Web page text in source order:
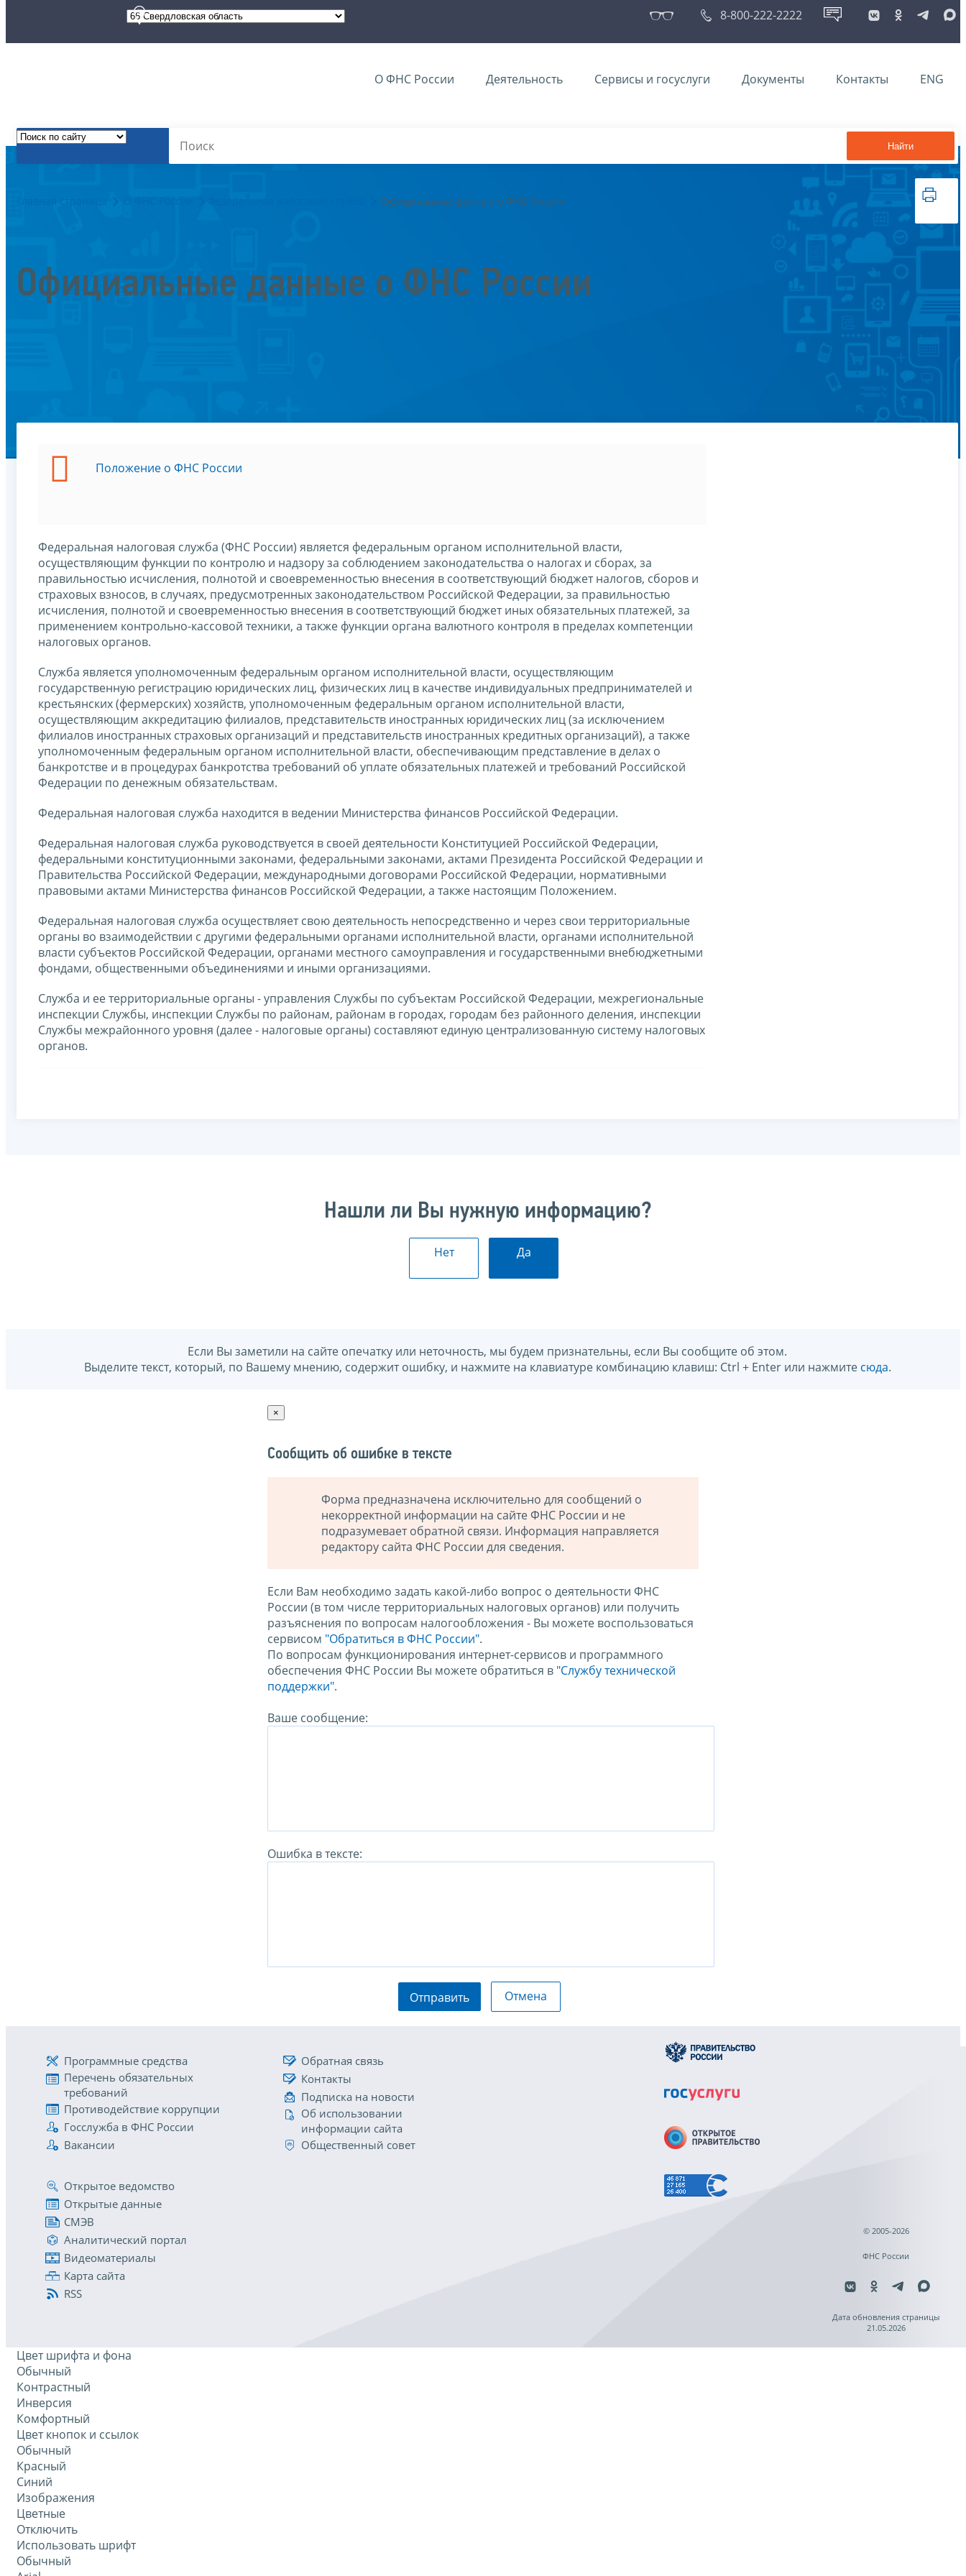
8-800-222-2222
О ФНС России Деятельность Сервисы и госуслуги Документы Контакты ENG
Найти
Главная страница Официальные данные о ФНС России
Официальные данные о ФНС России
Положение о ФНС России
Федеральная налоговая служба (ФНС России) является федеральным органом исполнительной власти,
осуществляющим функции по контролю и надзору за соблюдением законодательства о налогах и сборах, за
правильностью исчисления, полнотой и своевременностью внесения в соответствующий бюджет налогов, сборов и
страховых взносов, в случаях, предусмотренных законодательством Российской Федерации, за правильностью
исчисления, полнотой и своевременностью внесения в соответствующий бюджет иных обязательных платежей, за
применением контрольно-кассовой техники, а также функции органа валютного контроля в пределах компетенции
налоговых органов.
Служба является уполномоченным федеральным органом исполнительной власти, осуществляющим
государственную регистрацию юридических лиц, физических лиц в качестве индивидуальных предпринимателей и
крестьянских (фермерских) хозяйств, уполномоченным федеральным органом исполнительной власти,
осуществляющим аккредитацию филиалов, представительств иностранных юридических лиц (за исключением
филиалов иностранных страховых организаций и представительств иностранных кредитных организаций), а также
уполномоченным федеральным органом исполнительной власти, обеспечивающим представление в делах о
банкротстве и в процедурах банкротства требований об уплате обязательных платежей и требований Российской
Федерации по денежным обязательствам.
Федеральная налоговая служба находится в ведении Министерства финансов Российской Федерации.
Федеральная налоговая служба руководствуется в своей деятельности Конституцией Российской Федерации,
федеральными конституционными законами, федеральными законами, актами Президента Российской Федерации и
Правительства Российской Федерации, международными договорами Российской Федерации, нормативными
правовыми актами Министерства финансов Российской Федерации, а также настоящим Положением.
Федеральная налоговая служба осуществляет свою деятельность непосредственно и через свои территориальные
органы во взаимодействии с другими федеральными органами исполнительной власти, органами исполнительной
власти субъектов Российской Федерации, органами местного самоуправления и государственными внебюджетными
фондами, общественными объединениями и иными организациями.
Служба и ее территориальные органы - управления Службы по субъектам Российской Федерации, межрегиональные
инспекции Службы, инспекции Службы по районам, районам в городах, городам без районного деления, инспекции
Службы межрайонного уровня (далее - налоговые органы) составляют единую централизованную систему налоговых
органов.
Нашли ли Вы нужную информацию?
Нет Да
Если Вы заметили на сайте опечатку или неточность, мы будем признательны, если Вы сообщите об этом.
Выделите текст, который, по Вашему мнению, содержит ошибку, и нажмите на клавиатуре комбинацию клавиш: Ctrl + Enter или нажмите сюда.
×
Сообщить об ошибке в тексте
Форма предназначена исключительно для сообщений о
некорректной информации на сайте ФНС России и не
подразумевает обратной связи. Информация направляется
редактору сайта ФНС России для сведения.
Если Вам необходимо задать какой-либо вопрос о деятельности ФНС
России (в том числе территориальных налоговых органов) или получить
разъяснения по вопросам налогообложения - Вы можете воспользоваться
сервисом "Обратиться в ФНС России".
По вопросам функционирования интернет-сервисов и программного
обеспечения ФНС России Вы можете обратиться в "Службу технической
поддержки".
Ваше сообщение:
Ошибка в тексте:
Отправить Отмена
Программные средства
Перечень обязательных
требований
Противодействие коррупции
Госслужба в ФНС России
Вакансии
Обратная связь
Контакты
Подписка на новости
Об использовании
информации сайта
Общественный совет
Открытое ведомство
Открытые данные
СМЭВ
Аналитический портал
Видеоматериалы
Карта сайта
RSS
© 2005-2026
ФНС России
Дата обновления страницы
21.05.2026
Цвет шрифта и фона
Обычный
Контрастный
Инверсия
Комфортный
Цвет кнопок и ссылок
Обычный
Красный
Синий
Изображения
Цветные
Отключить
Использовать шрифт
Обычный